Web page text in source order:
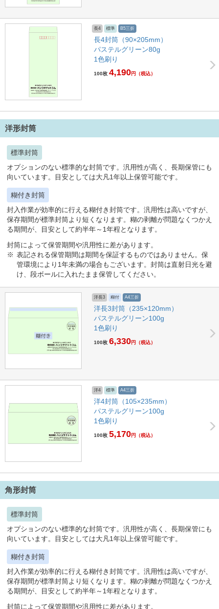
長4 標準 B5三折
長4封筒（90×205mm）
パステルグリーン80g
1色刷り
100枚 4,190円 （税込）
洋形封筒
標準封筒
オプションのない標準的な封筒です。汎用性が高く、長期保管にも
向いています。目安としては大凡1年以上保管可能です。
糊付き封筒
封入作業が効率的に行える糊付き封筒です。汎用性は高いですが、
保存期間が標準封筒より短くなります。糊の剥離が問題なくつかえ
る期間が、目安として約半年～1年程となります。
封筒によって保管期間や汎用性に差があります。
表記される保管期間は期間を保証するものではありません。保
管環境により1年未満の場合もございます。封筒は直射日光を避
け、段ボールに入れたまま保管してください。
洋長3 糊付 A4三折
洋長3封筒（235×120mm）
パステルグリーン100g
1色刷り
100枚 6,330円 （税込）
洋4 標準 A4三折
洋4封筒（105×235mm）
パステルグリーン100g
1色刷り
100枚 5,170円 （税込）
角形封筒
標準封筒
オプションのない標準的な封筒です。汎用性が高く、長期保管にも
向いています。目安としては大凡1年以上保管可能です。
糊付き封筒
封入作業が効率的に行える糊付き封筒です。汎用性は高いですが、
保存期間が標準封筒より短くなります。糊の剥離が問題なくつかえ
る期間が、目安として約半年～1年程となります。
封筒によって保管期間や汎用性に差があります。